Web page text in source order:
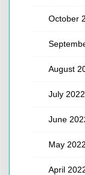
October
August
July 2022
June
May 2022
April